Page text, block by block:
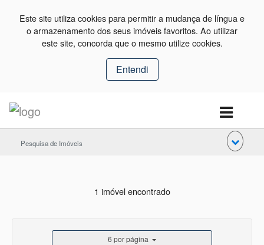
Este site utiliza cookies para permitir a mudança de língua e
o armazenamento dos seus imóveis favoritos. Ao utilizar
este site, concorda que o mesmo utilize cookies.
Entendi
Pesquisa de Imóveis
1 imóvel encontrado
6 por página